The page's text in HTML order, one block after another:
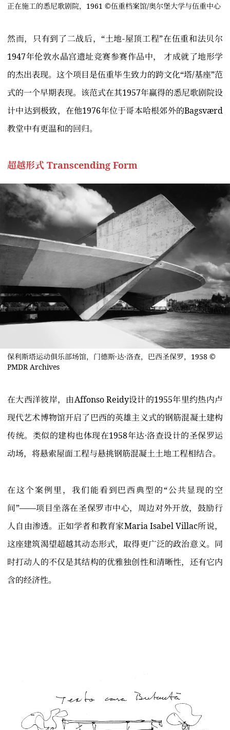
正在施工的悉尼歌剧院，1961 ©伍重档案馆/奥尔堡大学与伍重中心
然而，只有到了二战后，“土地-屋顶工程”在伍重和法贝尔
1947年伦敦水晶宫遗址竞赛参赛作品中， 才成就了地形学
的杰出表现。这个项目是伍重毕生致力的跨文化“塔/基座”范
式的一个早期表现。该范式在其1957年赢得的悉尼歌剧院设
计中达到极致，在他1976年位于哥本哈根郊外的Bagsværd
教堂中有更温和的回归。
超越形式 Transcending Form
保利斯塔运动俱乐部场馆，门德斯·达·洛查，巴西圣保罗，1958 ©
PMDR Archives
在大西洋彼岸，由Affonso Reidy设计的1955年里约热内卢
现代艺术博物馆开启了巴西的英雄主义式的钢筋混凝土建构
传统。类似的建构也体现在1958年达·洛查设计的圣保罗运
动场，将悬索屋面工程与悬挑钢筋混凝土土地工程相结合。
在这个案例里，我们能看到巴西典型的“公共显现的空
间”——项目坐落在圣保罗市中心，周边对外开放，鼓励行
人自由渗透。正如学者和教育家Maria Isabel Villac所说，
这座建筑渴望超越其动态形式，取得更广泛的政治意义。同
时打动人的不仅是其结构的优雅独创性和清晰性，还有它内
含的经济性。